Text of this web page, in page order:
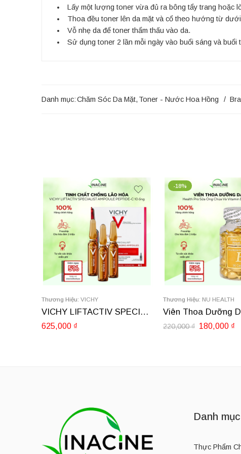
Lấy một lượng toner vừa đủ ra bông tẩy trang hoặc
Thoa đều toner lên da mặt và cổ theo hướng từ
Vỗ nhẹ da để toner thẩm thấu vào da.
Sử dụng toner 2 lần mỗi ngày vào buổi sáng và buổi
Danh mục:Chăm Sóc Da Mặt, Toner - Nước Hoa Hồng
Thương Hiệu: VICHY
VICHY LIFTACTIV SPECIALIST AMPOULE PEPTIDE-C 10 ống
625,000 ₫
-18%
Thương Hiệu: NU HEALTH
220,000₫ 180,000 ₫
Danh
Thực Phẩm